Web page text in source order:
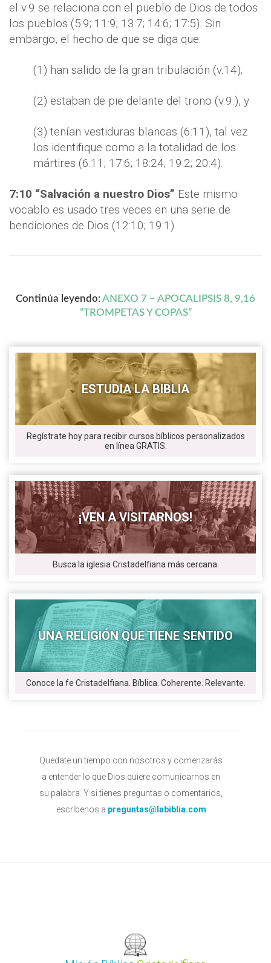
el v.9 se relaciona con el pueblo de Dios de todos
los pueblos (5:9; 11:9; 13:7; 14:6; 17:5). Sin
embargo, el hecho de que se diga que:
(1) han salido de la gran tribulación (v.14);
(2) estaban de pie delante del trono (v.9.), y
(3) tenían vestiduras blancas (6:11), tal vez
los identifique como a la totalidad de los
mártires (6:11; 17:6; 18:24; 19:2; 20:4).
7:10 “Salvación a nuestro Dios” Este mismo
vocablo es usado tres veces en una serie de
bendiciones de Dios (12:10; 19:1).
Continúa leyendo:ANEXO 7 – APOCALIPSIS 8, 9,16
“TROMPETAS Y COPAS”
ESTUDIA LA BIBLIA
Regístrate hoy para recibir cursos bíblicos personalizados
en línea GRATIS.
¡VEN A VISITARNOS!
Busca la iglesia Cristadelfiana más cercana.
UNA RELIGIÓN QUE TIENE SENTIDO
Conoce la fe Cristadelfiana. Bíblica. Coherente. Relevante.
Quedate un tiempo con nosotros y comenzarás
a entender lo que Dios quiere comunicarnos en
su palabra. Y si tienes preguntas o comentarios,
escríbenos a preguntas@labiblia.com